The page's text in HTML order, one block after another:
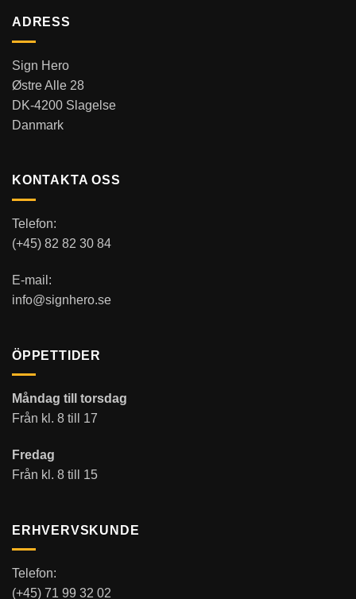
ADRESS
Sign Hero
Østre Alle 28
DK-4200 Slagelse
Danmark
KONTAKTA OSS
Telefon:
(+45) 82 82 30 84
E-mail:
info@signhero.se
ÖPPETTIDER
Måndag till torsdag
Från kl. 8 till 17
Fredag
Från kl. 8 till 15
ERHVERVSKUNDE
Telefon:
(+45) 71 99 32 02